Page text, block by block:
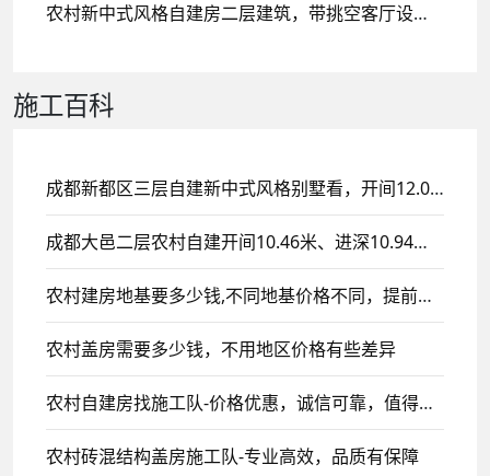
农村新中式风格自建房二层建筑，带挑空客厅设计，二楼侧面设计大露台！
施工百科
成都新都区三层自建新中式风格别墅看，开间12.03米、进深12.79米，带挑空客厅设计！
成都大邑二层农村自建开间10.46米、进深10.94米，欧式风格别墅设计施工案例！
农村建房地基要多少钱,不同地基价格不同，提前了解早做规划
农村盖房需要多少钱，不用地区价格有些差异
农村自建房找施工队-价格优惠，诚信可靠，值得信赖
农村砖混结构盖房施工队-专业高效，品质有保障